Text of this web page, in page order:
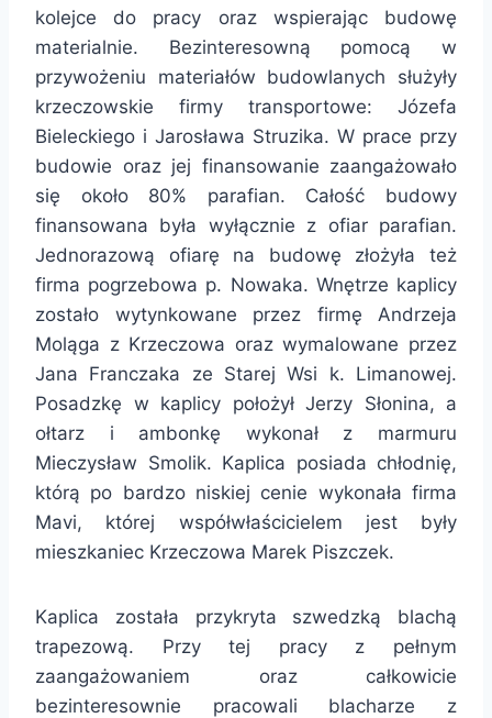
kolejce do pracy oraz wspierając budowę
materialnie. Bezinteresowną pomocą w
przywożeniu materiałów budowlanych służyły
krzeczowskie firmy transportowe: Józefa
Bieleckiego i Jarosława Struzika. W prace przy
budowie oraz jej finansowanie zaangażowało
się około 80% parafian. Całość budowy
finansowana była wyłącznie z ofiar parafian.
Jednorazową ofiarę na budowę złożyła też
firma pogrzebowa p. Nowaka. Wnętrze kaplicy
zostało wytynkowane przez firmę Andrzeja
Moląga z Krzeczowa oraz wymalowane przez
Jana Franczaka ze Starej Wsi k. Limanowej.
Posadzkę w kaplicy położył Jerzy Słonina, a
ołtarz i ambonkę wykonał z marmuru
Mieczysław Smolik. Kaplica posiada chłodnię,
którą po bardzo niskiej cenie wykonała firma
Mavi, której współwłaścicielem jest były
mieszkaniec Krzeczowa Marek Piszczek.
Kaplica została przykryta szwedzką blachą
trapezową. Przy tej pracy z pełnym
zaangażowaniem oraz całkowicie
bezinteresownie pracowali blacharze z